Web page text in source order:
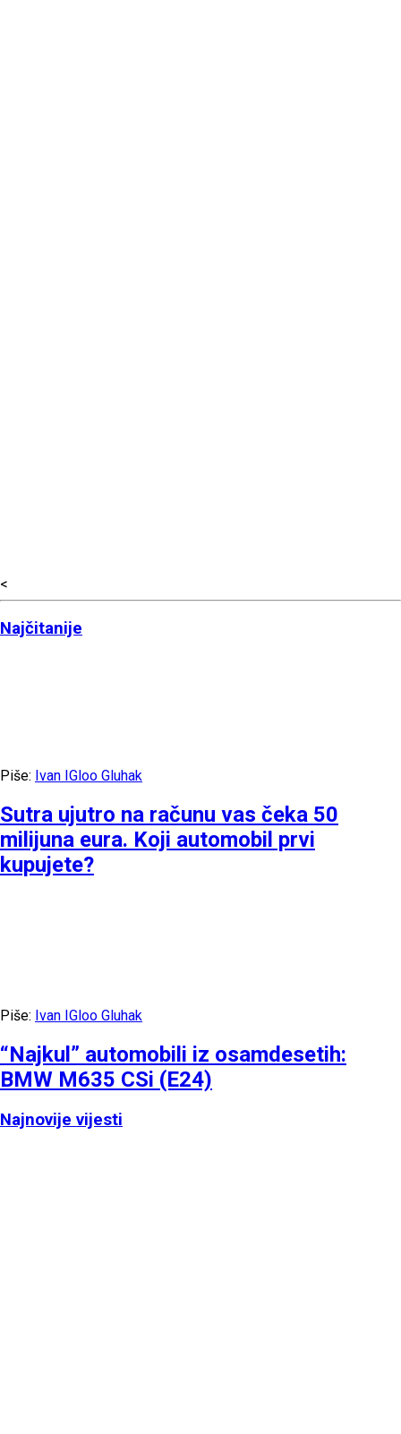
<
Najčitanije
Piše: Ivan IGloo Gluhak
Sutra ujutro na računu vas čeka 50
milijuna eura. Koji automobil prvi
kupujete?
Piše: Ivan IGloo Gluhak
“Najkul” automobili iz osamdesetih:
BMW M635 CSi (E24)
Najnovije vijesti